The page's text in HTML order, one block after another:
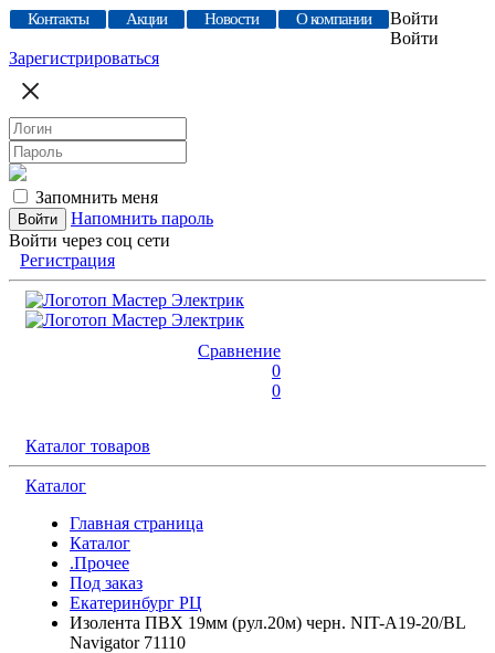
Контакты Акции Новости О компании
Войти
Войти
Зарегистрироваться
Запомнить меня
Напомнить пароль
Войти через соц сети
Регистрация
Сравнение
0
0
Каталог товаров
Каталог
Главная страница
Каталог
.Прочее
Под заказ
Екатеринбург РЦ
Изолента ПВХ 19мм (рул.20м) черн. NIT-A19-20/BL
Navigator 71110